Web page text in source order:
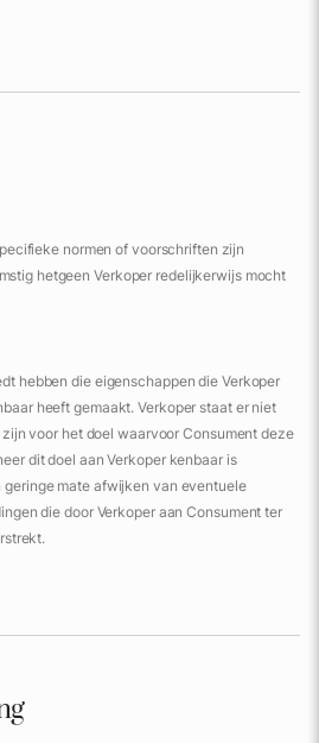
normen of voorschriften zijn
hetgeen Verkoper redelijkerwijs mocht
hebben die eigenschappen die Verkoper
heeft gemaakt. Verkoper staat er niet
voor het doel waarvoor Consument deze
dit doel aan Verkoper kenbaar is
mate afwijken van eventuele
die door Verkoper aan Consument ter